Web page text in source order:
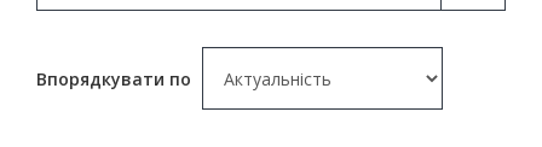
Впорядкувати по